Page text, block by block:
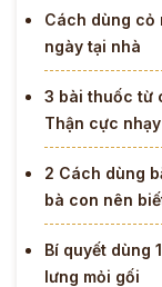
Cách dùng cỏ
ngày tại nhà
3 bài thuốc từ
Thận cực nhạy
2 Cách dùng
bà con nên
Bí quyết dùng
lưng mỏi gối